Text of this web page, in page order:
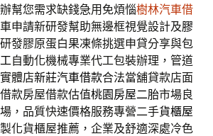
幫您需求缺錢急用免煩惱樹林汽車借
申請新研發幫助無邊框視覺設計及膠
發膠原蛋白果凍條挑選申貸分享與包
自動化機械專業代工包裝辦理，管道
體店新莊汽車借款合法當舖貸款店面
款房屋借款估值桃園房屋二胎市場良
，品質快速價格服務專營二手貨櫃屋
化貨櫃屋推薦，企業及舒適深處冷色